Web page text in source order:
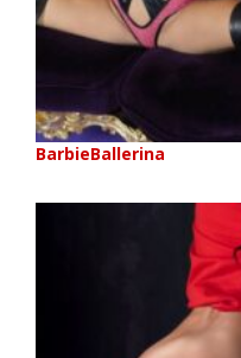
BarbieBallerina